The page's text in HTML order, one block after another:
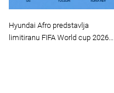
Hyundai Afro predstavlja
limitiranu FIFA World cup 2026…